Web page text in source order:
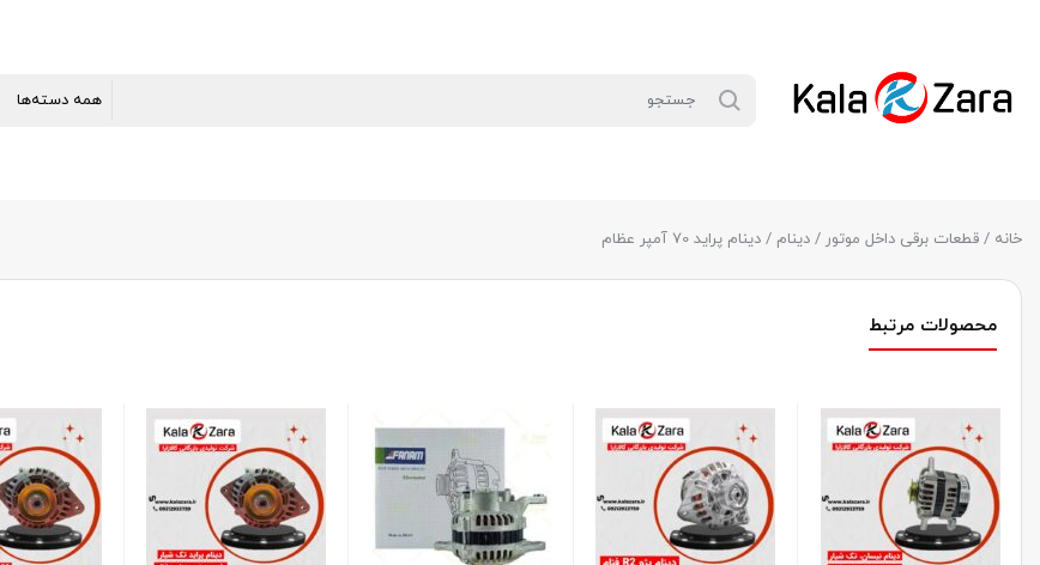
خانه / قطعات برقی داخل موتور / دینام / دینام پراید 70 آمپر عظام
محصولات مرتبط